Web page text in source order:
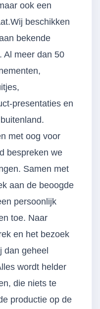
ook een
beschikken
bekende
Al meer dan 50
presentaties en
met oog voor
bespreken we
Samen met
aan de beoogde
persoonlijk
toe. Naar
en het bezoek
dan geheel
wordt helder
die niets te
productie op de